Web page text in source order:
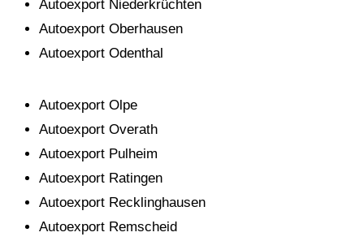
Autoexport Niederkrüchten
Autoexport Oberhausen
Autoexport Odenthal
Autoexport Olpe
Autoexport Overath
Autoexport Pulheim
Autoexport Ratingen
Autoexport Recklinghausen
Autoexport Remscheid